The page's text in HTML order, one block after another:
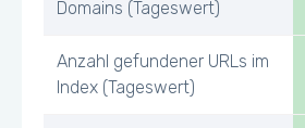
Domains (Tageswert)
Anzahl gefundener URLs im
Index (Tageswert)